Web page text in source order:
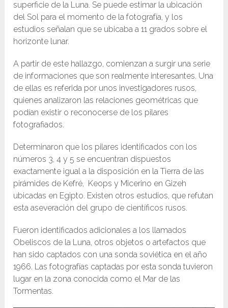
superficie de la Luna. Se puede estimar la ubicación
del Sol para el momento de la fotografía, y los
estudios señalan que se ubicaba a 11 grados sobre el
horizonte lunar.
A partir de este hallazgo, comienzan a surgir una serie
de informaciones que son realmente interesantes. Una
de ellas es referida por unos investigadores rusos,
quienes analizaron las relaciones geométricas que
podían existir o reconocerse de los pilares
fotografiados.
Determinaron que los pilares identificados con los
números 3, 4 y 5 se encuentran dispuestos
exactamente igual a la disposición en la Tierra de las
pirámides de Kefré, Keops y Micerino en Gizeh
ubicadas en Egipto. Existen otros estudios, que refutan
esta aseveración del grupo de científicos rusos.
Fueron identificados adicionales a los llamados
Obeliscos de la Luna, otros objetos o artefactos que
han sido captados con una sonda soviética en el año
1966. Las fotografías captadas por esta sonda tuvieron
lugar en la zona conocida como el Mar de las
Tormentas.